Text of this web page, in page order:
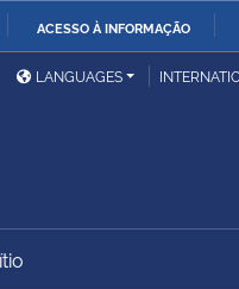
ACESSO À INFORMAÇÃO
das Relações
Geral da
LANGUAGES